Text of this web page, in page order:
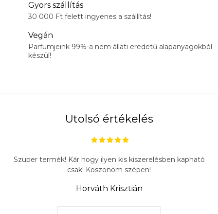
Gyors szállítás
30 000 Ft felett ingyenes a szállítás!
Vegán
Parfümjeink 99%-a nem állati eredetű alapanyagokból
készül!
Utolsó értékelés
Szuper termék! Kár hogy ilyen kis kiszerelésben kapható
csak! Köszönöm szépen!
Horváth Krisztián